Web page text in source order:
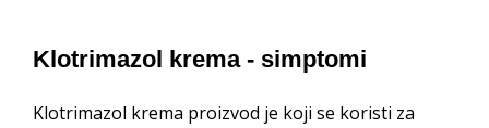
Klotrimazol krema - simptomi
Klotrimazol krema proizvod je koji se koristi za